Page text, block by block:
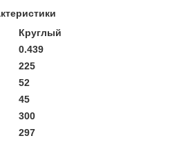
Круглый
0.439
225
52
45
300
297